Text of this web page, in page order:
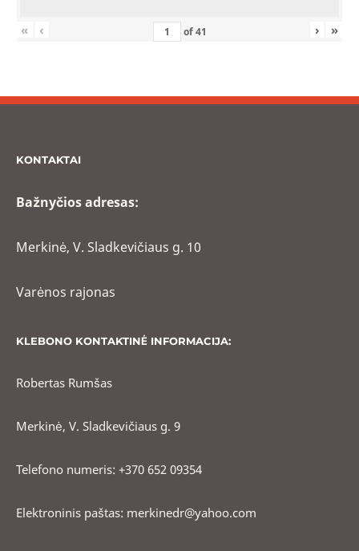
« ‹ of41 › »
KONTAKTAI
Bažnyčios adresas:
Merkinė, V. Sladkevičiaus g. 10
Varėnos rajonas
KLEBONO KONTAKTINĖ INFORMACIJA:
Robertas Rumšas
Merkinė, V. Sladkevičiaus g. 9
Telefono numeris: +370 652 09354
Elektroninis paštas: merkinedr@yahoo.com